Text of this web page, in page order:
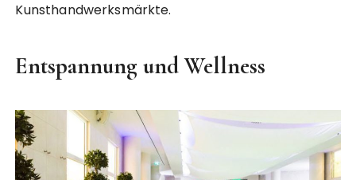
Kunsthandwerksmärkte.
Entspannung und Wellness